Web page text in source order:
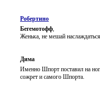
Робертино
Бегемотофф
Женька, не мешай
Дима
Именно Шпорт поставил на
сожрет и самого Шпорта.